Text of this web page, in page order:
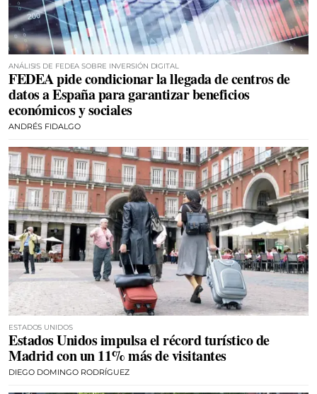
ANÁLISIS DE FEDEA SOBRE INVERSIÓN DIGITAL
FEDEA pide condicionar la llegada de centros de
datos a España para garantizar beneficios
económicos y sociales
ANDRÉS FIDALGO
ESTADOS UNIDOS
Estados Unidos impulsa el récord turístico de
Madrid con un 11% más de visitantes
DIEGO DOMINGO RODRÍGUEZ